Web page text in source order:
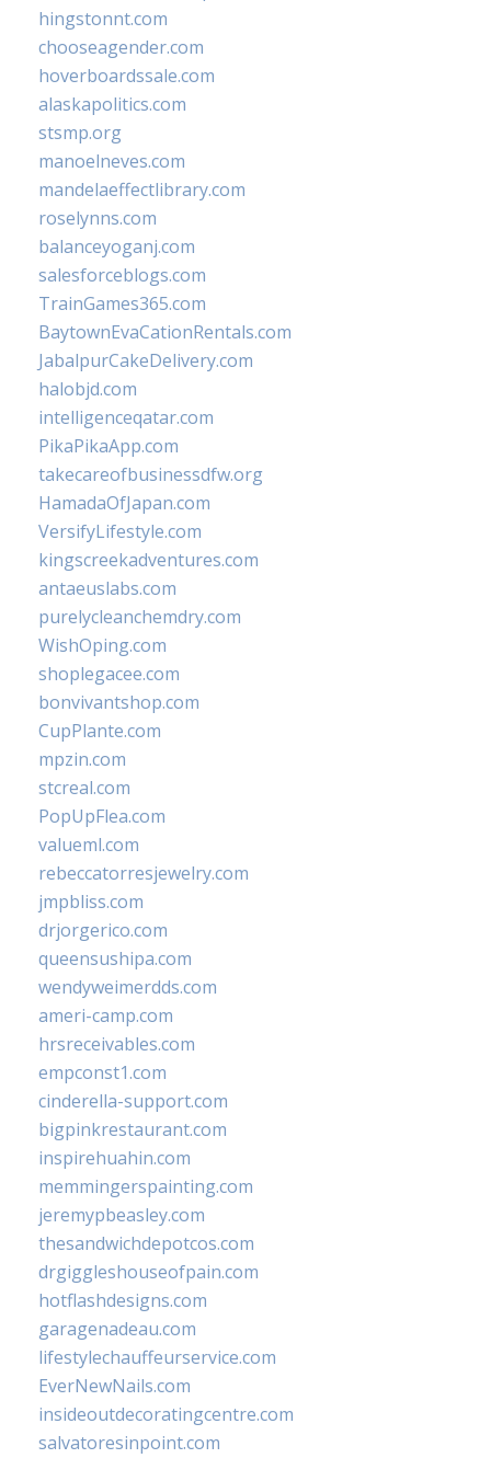
hingstonnt.com
chooseagender.com
hoverboardssale.com
alaskapolitics.com
stsmp.org
manoelneves.com
mandelaeffectlibrary.com
roselynns.com
balanceyoganj.com
salesforceblogs.com
TrainGames365.com
BaytownEvaCationRentals.com
JabalpurCakeDelivery.com
halobjd.com
intelligenceqatar.com
PikaPikaApp.com
takecareofbusinessdfw.org
HamadaOfJapan.com
VersifyLifestyle.com
kingscreekadventures.com
antaeuslabs.com
purelycleanchemdry.com
WishOping.com
shoplegacee.com
bonvivantshop.com
CupPlante.com
mpzin.com
stcreal.com
PopUpFlea.com
valueml.com
rebeccatorresjewelry.com
jmpbliss.com
drjorgerico.com
queensushipa.com
wendyweimerdds.com
ameri-camp.com
hrsreceivables.com
empconst1.com
cinderella-support.com
bigpinkrestaurant.com
inspirehuahin.com
memmingerspainting.com
jeremypbeasley.com
thesandwichdepotcos.com
drgiggleshouseofpain.com
hotflashdesigns.com
garagenadeau.com
lifestylechauffeurservice.com
EverNewNails.com
insideoutdecoratingcentre.com
salvatoresinpoint.com